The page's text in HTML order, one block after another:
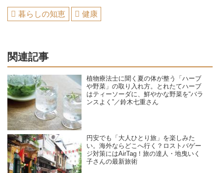
暮らしの知恵 健康
関連記事
植物療法士に聞く夏の体が整う「ハーブ
や野菜」の取り入れ方。とれたてハーブ
はティーソーダに、鮮やかな野菜を“バラ
ンスよく”／鈴木七重さん
円安でも「大人ひとり旅」を楽しみた
い。海外ならどこへ行く？ロストバゲー
ジ対策にはAirTag！旅の達人・地曳いく
子さんの最新旅術